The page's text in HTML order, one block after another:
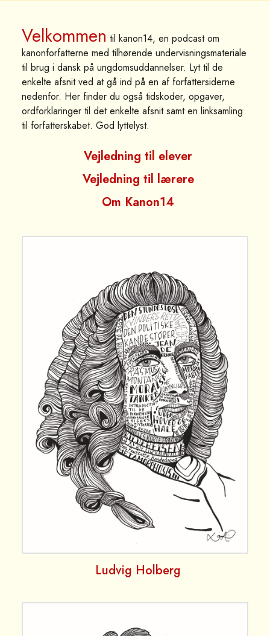
Velkommen til kanon14, en podcast om
kanonforfatterne med tilhørende undervisningsmateriale
til brug i dansk på ungdomsuddannelser. Lyt til de
enkelte afsnit ved at gå ind på en af forfattersiderne
nedenfor. Her finder du også tidskoder, opgaver,
ordforklaringer til det enkelte afsnit samt en linksamling
til forfatterskabet. God lyttelyst.
Vejledning til elever
Vejledning til lærere
Om Kanon14
Ludvig Holberg